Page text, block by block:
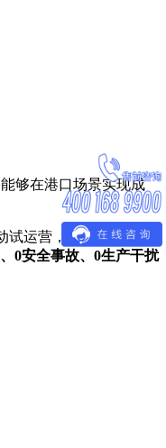
够在港口场景实现成
试运营，秉持全场景覆
0安全事故、0生产干扰